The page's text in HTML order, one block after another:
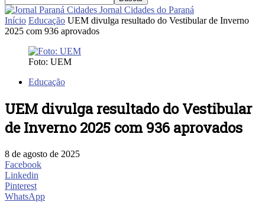
Jornal Cidades do Paraná
Início Educação UEM divulga resultado do Vestibular de Inverno
2025 com 936 aprovados
Foto: UEM
Educação
UEM divulga resultado do Vestibular
de Inverno 2025 com 936 aprovados
8 de agosto de 2025
Facebook
Linkedin
Pinterest
WhatsApp